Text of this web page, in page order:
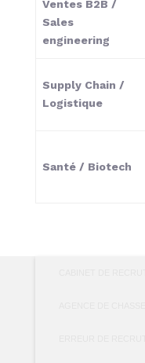
Ventes B2B /
Sales
engineering
Supply Chain /
Logistique
Santé / Biotech